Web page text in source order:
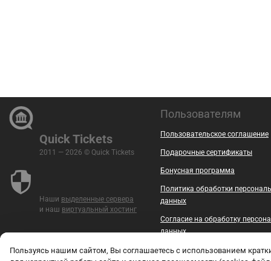
Quick Tickets
2011 — 2026 © Quick Tickets
Наши выделенные сервера
и наш виртуальный хостинг
Пользователям
Пользовательское соглашение
Подарочные сертификаты
Бонусная программа
Политика обработки
данных
Согласие на обработку
данных
Безопасность
Пользуясь нашим сайтом, Вы соглашаетесь с использованием